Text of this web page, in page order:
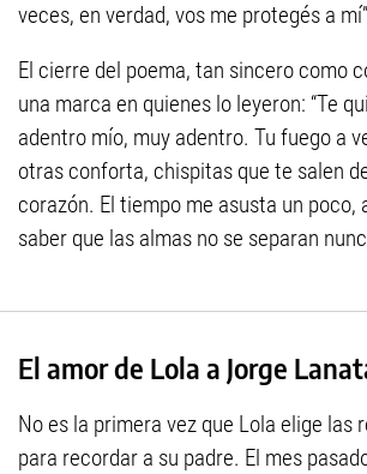
veces, en verdad, vos me protegés a
El cierre del poema, tan sincero como
una marca en quienes lo leyeron: “Te
adentro mío, muy adentro. Tu fuego a
otras conforta, chispitas que te salen
corazón. El tiempo me asusta un poco,
saber que las almas no se separan
El amor de Lola a Jorge
No es la primera vez que Lola elige las
para recordar a su padre. El mes